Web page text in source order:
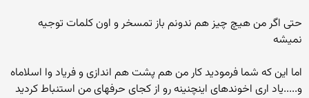
حتی اگر من هیچ چیز هم ندونم باز تمسخر و اون کلمات توجیه
نمیشه
اما این که شما فرمودید کار من هم پشت هم اندازی و فریاد وا اسلاماه
و.....یاد اری اخوندهای اینچنینه رو از کجای حرفهای من استنباط کردید